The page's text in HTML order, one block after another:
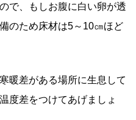
で、もしお腹に白い卵が透
のため床材は5～10㎝ほど
暖差がある場所に生息して
度差をつけてあげましょ